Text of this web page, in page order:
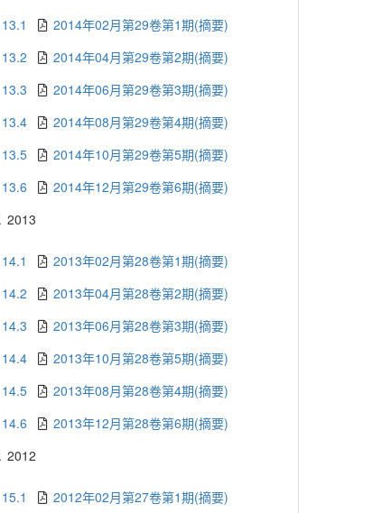
13.1
2014年02月第29卷第1期(摘要)
13.2
2014年04月第29卷第2期(摘要)
13.3
2014年06月第29卷第3期(摘要)
13.4
2014年08月第29卷第4期(摘要)
13.5
2014年10月第29卷第5期(摘要)
13.6
2014年12月第29卷第6期(摘要)
2013
14.1
2013年02月第28卷第1期(摘要)
14.2
2013年04月第28卷第2期(摘要)
14.3
2013年06月第28卷第3期(摘要)
14.4
2013年10月第28卷第5期(摘要)
14.5
2013年08月第28卷第4期(摘要)
14.6
2013年12月第28卷第6期(摘要)
2012
15.1 2012年02月第27卷第1期(摘要)